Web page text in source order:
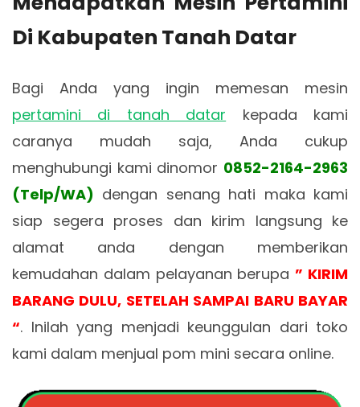
Di Kabupaten Tanah Datar
Bagi Anda yang ingin memesan mesin
pertamini di tanah datar kepada kami
caranya mudah saja, Anda cukup
menghubungi kami dinomor 0852-2164-2963
(Telp/WA) dengan senang hati maka kami
siap segera proses dan kirim langsung ke
alamat anda dengan memberikan
kemudahan dalam pelayanan berupa ” KIRIM
BARANG DULU, SETELAH SAMPAI BARU BAYAR
“. Inilah yang menjadi keunggulan dari toko
kami dalam menjual pom mini secara online.